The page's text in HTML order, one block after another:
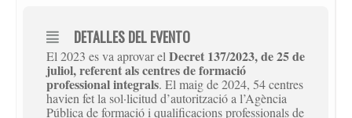
DETALLES DEL EVENTO
El 2023 es va aprovar el Decret 137/2023, de 25 de
juliol, referent als centres de formació
professional integrals. El maig de 2024, 54 centres
havien fet la sol·licitud d’autorització a l’Agència
Pública de formació i qualificacions professionals de